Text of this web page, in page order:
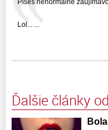
Píšeš nenormálne
Lol... ...
Ďalšie články